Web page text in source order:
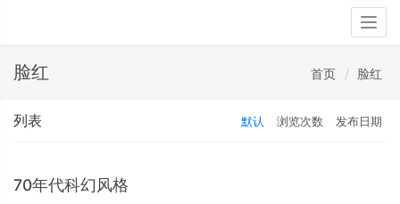
脸红 首页 脸红
列表 默认 浏览次数 发布日期
70年代科幻风格